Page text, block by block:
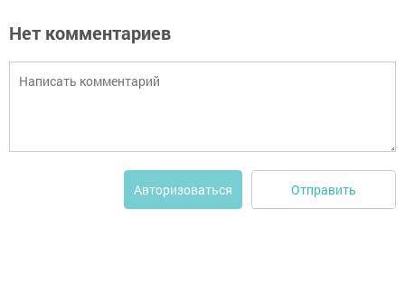
Нет комментариев
Авторизоваться Отправить